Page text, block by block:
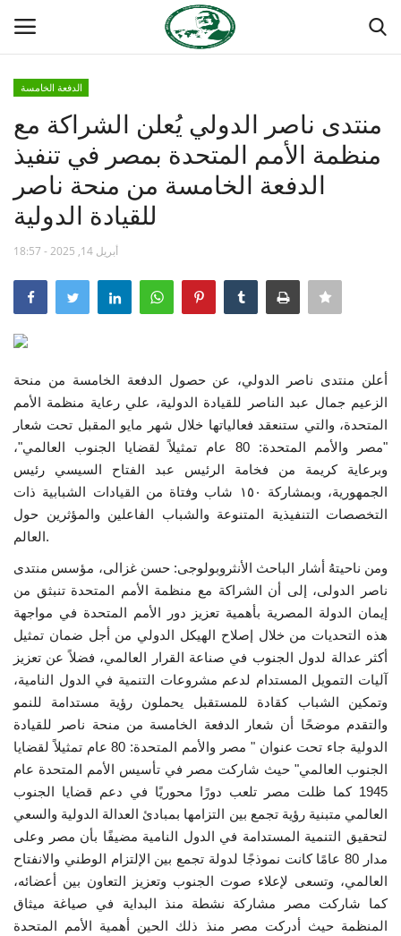
الصفحة الرئيسية
منتدى ناصر الدولي
مدرسة الطليعة الوطنية
حركة ناصر الشبابية
مصر
فريق العمل
إرث جمال عبدالناصر
أخبار
شروط وأحكام منحة ناصر للقيادة الدولية
منحة ناصر للقيادة الدولية
مرجعياتنا
المواطن العالمي
الرواد
فرص
وثائق
الفيديوهات
الرعاة
الدفعة الخامسة
منتدى ناصر الدولي يُعلن الشراكة مع
منظمة الأمم المتحدة بمصر في تنفيذ
الدفعة الخامسة من منحة ناصر
للقيادة الدولية
أبريل 14, 2025 - 18:57
أعلن منتدى ناصر الدولي، عن حصول الدفعة الخامسة من منحة
الزعيم جمال عبد الناصر للقيادة الدولية، علي رعاية منظمة الأمم
المتحدة، والتي ستنعقد فعالياتها خلال شهر مايو المقبل تحت شعار
"مصر والأمم المتحدة: 80 عام تمثيلاً لقضايا الجنوب العالمي"،
وبرعاية كريمة من فخامة الرئيس عبد الفتاح السيسي رئيس
الجمهورية، وبمشاركة ١٥٠ شاب وفتاة من القيادات الشبابية ذات
التخصصات التنفيذية المتنوعة والشباب الفاعلين والمؤثرين حول
العالم.
ومن ناحيتهُ أشار الباحث الأنثروبولوجى: حسن غزالى، مؤسس منتدى
ناصر الدولى، إلى أن الشراكة مع منظمة الأمم المتحدة تنبثق من
إيمان الدولة المصرية بأهمية تعزيز دور الأمم المتحدة في مواجهة
هذه التحديات من خلال إصلاح الهيكل الدولي من أجل ضمان تمثيل
أكثر عدالة لدول الجنوب في صناعة القرار العالمي، فضلاً عن تعزيز
آليات التمويل المستدام لدعم مشروعات التنمية في الدول النامية،
وتمكين الشباب كقادة للمستقبل يحملون رؤية مستدامة للنمو
والتقدم موضحًا أن شعار الدفعة الخامسة من منحة ناصر للقيادة
الدولية جاء تحت عنوان " مصر والأمم المتحدة: 80 عام تمثيلاً لقضايا
الجنوب العالمي" حيث شاركت مصر في تأسيس الأمم المتحدة عام
1945 كما ظلت مصر تلعب دورًا محوريًا في دعم قضايا الجنوب
العالمي متبنية رؤية تجمع بين التزامها بمبادئ العدالة الدولية والسعي
لتحقيق التنمية المستدامة في الدول النامية مضيفًا بأن مصر وعلى
مدار 80 عامًا كانت نموذجًا لدولة تجمع بين الإلتزام الوطني والانفتاح
العالمي، وتسعى لإعلاء صوت الجنوب وتعزيز التعاون بين أعضائه،
كما شاركت مصر مشاركة نشطة منذ البداية في صياغة ميثاق
المنظمة حيث أدركت مصر منذ ذلك الحين أهمية الأمم المتحدة